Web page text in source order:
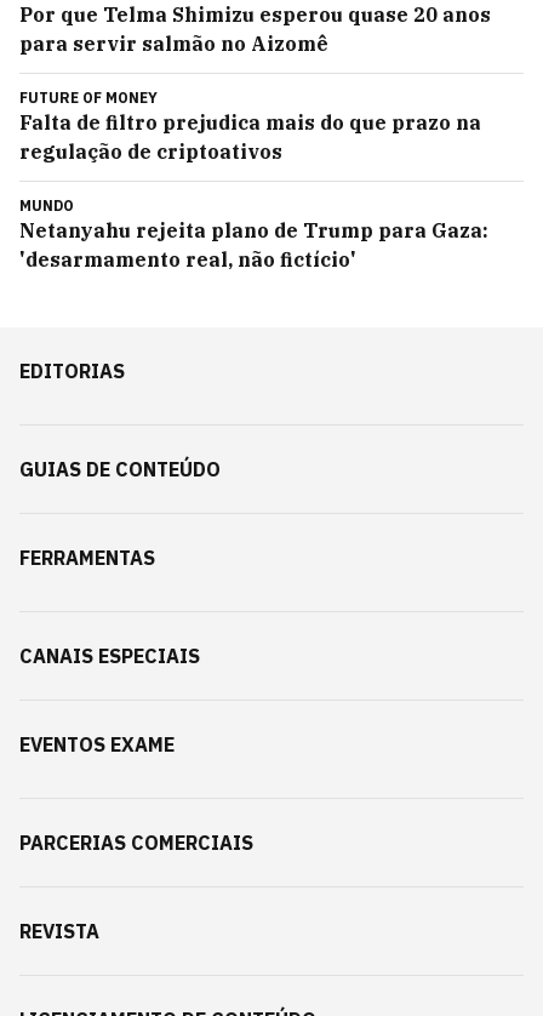
Por que Telma Shimizu esperou quase 20 anos
para servir salmão no Aizomê
FUTURE OF MONEY
Falta de filtro prejudica mais do que prazo na
regulação de criptoativos
MUNDO
Netanyahu rejeita plano de Trump para Gaza:
'desarmamento real, não fictício'
EDITORIAS
GUIAS DE CONTEÚDO
FERRAMENTAS
CANAIS ESPECIAIS
EVENTOS EXAME
PARCERIAS COMERCIAIS
REVISTA